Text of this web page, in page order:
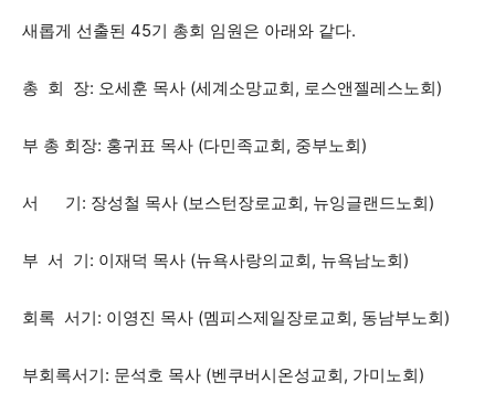
새롭게 선출된 45기 총회 임원은 아래와 같다.
총 회 장: 오세훈 목사 (세계소망교회, 로스앤젤레스노회)
부 총 회장: 홍귀표 목사 (다민족교회, 중부노회)
서 기: 장성철 목사 (보스턴장로교회, 뉴잉글랜드노회)
부 서 기: 이재덕 목사 (뉴욕사랑의교회, 뉴욕남노회)
회록 서기: 이영진 목사 (멤피스제일장로교회, 동남부노회)
부회록서기: 문석호 목사 (벤쿠버시온성교회, 가미노회)